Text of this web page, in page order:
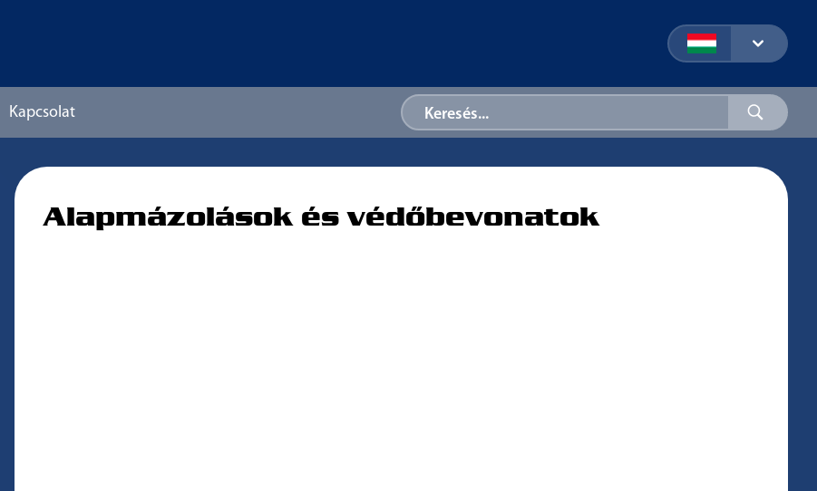
Kapcsolat
Alapmázolások és védőbevonatok